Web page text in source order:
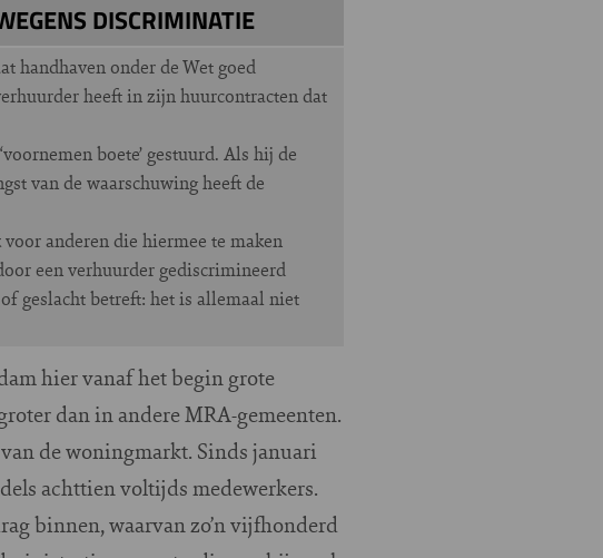
DISCRIMINATIE
handhaven onder de Wet goed
heeft in zijn huurcontracten dat
boete’ gestuurd. Als hij de
van de waarschuwing heeft de
anderen die hiermee te maken
een verhuurder gediscrimineerd
geslacht betreft: het is allemaal niet
hier vanaf het begin grote
dan in andere MRA-gemeenten.
de woningmarkt. Sinds januari
achttien voltijds medewerkers.
binnen, waarvan zo’n vijfhonderd